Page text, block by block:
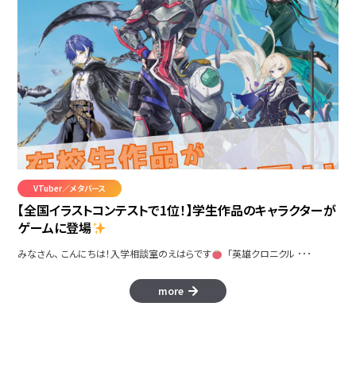
Caralos
VTuber／メタバース
【全国イラストコンテストで1位！】学生作品のキャラクターが
ゲームに登場
みなさん、 こんにちは！入学相談室のえはらです 「英雄クロニクル ･･･
more